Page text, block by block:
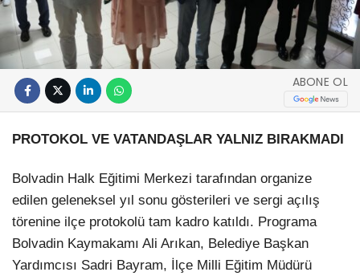
ABONE OL
PROTOKOL VE VATANDAŞLAR YALNIZ BIRAKMADI
Bolvadin Halk Eğitimi Merkezi tarafından organize
edilen geleneksel yıl sonu gösterileri ve sergi açılış
törenine ilçe protokolü tam kadro katıldı. Programa
Bolvadin Kaymakamı Ali Arıkan, Belediye Başkan
Yardımcısı Sadri Bayram, İlçe Milli Eğitim Müdürü